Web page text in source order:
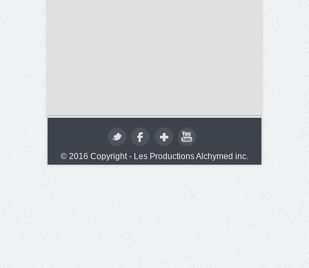
© 2016 Copyright - Les Productions Alchymed inc.